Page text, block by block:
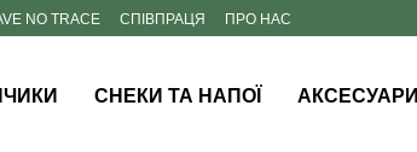
NO TRACE СПІВПРАЦЯ ПРО НАС
СНЕКИ ТА НАПОЇ АКСЕСУАРИ